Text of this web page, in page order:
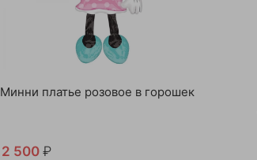
Минни платье розовое в горошек
2 500 ₽